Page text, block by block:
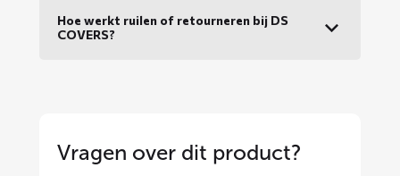
Hoe werkt ruilen of retourneren bij DS
COVERS?
Vragen over dit product?